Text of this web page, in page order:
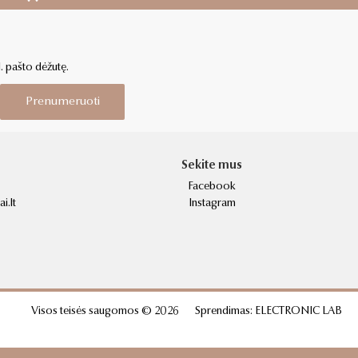
pašto dėžutę.
Prenumeruoti
Sekite mus
Facebook
Instagram
Visos teisės saugomos © 2026 Sprendimas: ELECTRONIC LAB